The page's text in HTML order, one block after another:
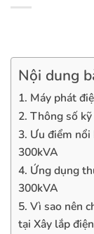
Nội dung
1. Máy phát
2. Thông số
3. Ưu điểm
300kVA
4. Ứng dụng
300kVA
5. Vì sao nên
tại Xây lắp